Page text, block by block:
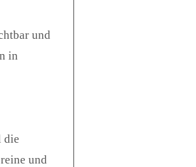
und
in
die
und